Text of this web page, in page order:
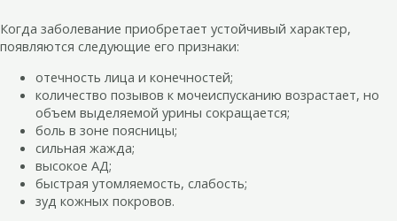
Когда заболевание приобретает устойчивый характер,
появляются следующие его признаки:
отечность лица и конечностей;
количество позывов к мочеиспусканию возрастает, но
объем выделяемой урины сокращается;
боль в зоне поясницы;
сильная жажда;
высокое АД;
быстрая утомляемость, слабость;
зуд кожных покровов.